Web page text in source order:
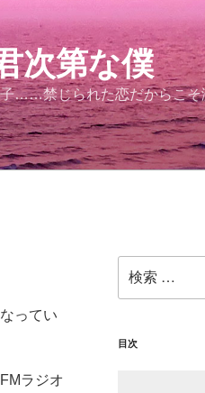
次第な僕
子……禁じられた恋だから
ってい
ラジオ
索:
目次